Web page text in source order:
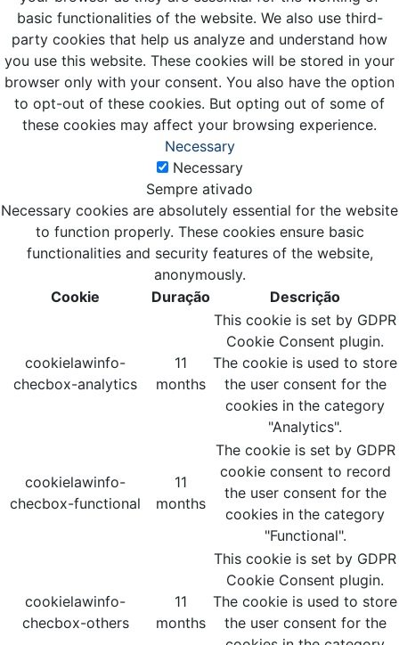
basic functionalities of the website. We also use third-
party cookies that help us analyze and understand how
you use this website. These cookies will be stored in your
browser only with your consent. You also have the option
to opt-out of these cookies. But opting out of some of
these cookies may affect your browsing experience.
Necessary
Necessary
Sempre ativado
Necessary cookies are absolutely essential for the website
to function properly. These cookies ensure basic
functionalities and security features of the website,
anonymously.
Cookie
Duração Descrição
cookielawinfo-
checbox-analytics
11
months
This cookie is set by GDPR
Cookie Consent plugin.
The cookie is used to store
the user consent for the
cookies in the category
"Analytics".
cookielawinfo-
checbox-functional
11
months
The cookie is set by GDPR
cookie consent to record
the user consent for the
cookies in the category
"Functional".
cookielawinfo-
checbox-others
11
months
This cookie is set by GDPR
Cookie Consent plugin.
The cookie is used to store
the user consent for the